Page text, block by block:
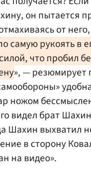
он пытается
от него,
самую рукоять в
что пробил
», — резюмирует
ножом
видел брат
Шахин выхватил
в сторону
на видео».